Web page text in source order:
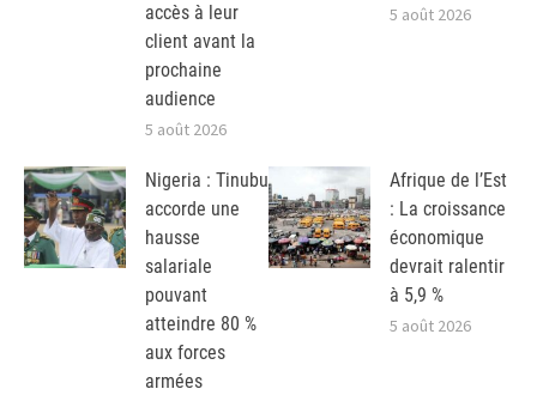
accès à leur
client avant la
prochaine
audience
5 août 2026
5 août 2026
Nigeria : Tinubu
accorde une
hausse
salariale
pouvant
atteindre 80 %
aux forces
armées
Afrique de l’Est
: La croissance
économique
devrait ralentir
à 5,9 %
5 août 2026